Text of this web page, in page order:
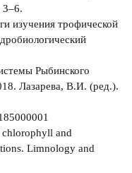
изучения трофической
Рыбинского
Лазарева, В.И. (ред.).
chlorophyll and
Limnology and